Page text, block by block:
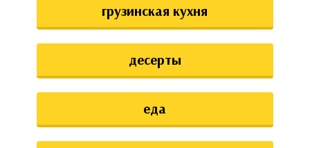
грузинская кухня
десерты
еда